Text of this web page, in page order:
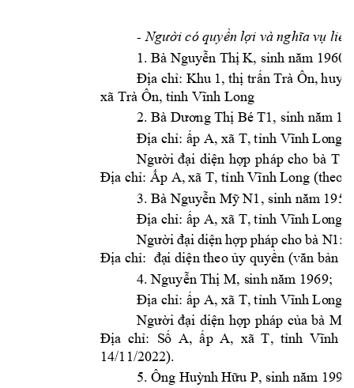
- Người có quyền lợi và nghĩa vụ
1. Bà Nguyễn Thị K, sinh năm 1960.
Địa ch: Khu 1, thị trấn Trà Ôn,
xã Trà Ôn, tnh Vĩnh Long
2. Bà Dương Thị Bé T1, sinh năm
Địa ch: ấp A, xã T, tnh Vĩnh Long
Người đại diện hợp php cho bà T1
Địa ch: Ấp A, xã T, tnh Vĩnh Long (theo
3. Bà Nguyễn Mỹ N1, sinh năm
Địa ch: ấp A, xã T, tnh Vĩnh Long
Người đại diện hợp php cho bà N1:
Địa ch:  đại diện theo ủy quyền (văn bản
4. Nguyễn Thị M, sinh năm 1969;
Địa ch: ấp A, xã T, tnh Vĩnh Long
Người đại diện hợp php của bà M:
Địa ch:  Số A, ấp A, xã T, tnh Vĩnh
14/11/2022).
5. Ông Huỳnh Hữu P, sinh năm 1998.